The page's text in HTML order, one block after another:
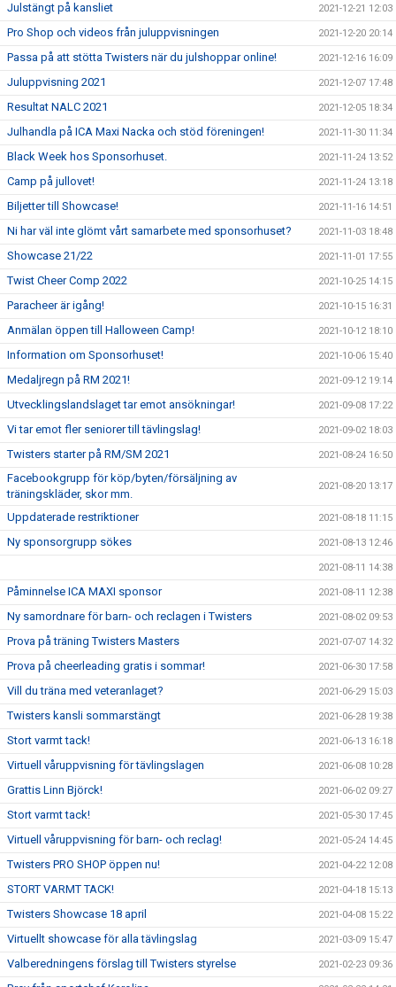
Julstängt på kansliet 2021-12-21 12:03
Pro Shop och videos från juluppvisningen 2021-12-20 20:14
Passa på att stötta Twisters när du julshoppar online! 2021-12-16 16:09
Juluppvisning 2021 2021-12-07 17:48
Resultat NALC 2021 2021-12-05 18:34
Julhandla på ICA Maxi Nacka och stöd föreningen! 2021-11-30 11:34
Black Week hos Sponsorhuset. 2021-11-24 13:52
Camp på jullovet! 2021-11-24 13:18
Biljetter till Showcase! 2021-11-16 14:51
Ni har väl inte glömt vårt samarbete med sponsorhuset? 2021-11-03 18:48
Showcase 21/22 2021-11-01 17:55
Twist Cheer Comp 2022 2021-10-25 14:15
Paracheer är igång! 2021-10-15 16:31
Anmälan öppen till Halloween Camp! 2021-10-12 18:10
Information om Sponsorhuset! 2021-10-06 15:40
Medaljregn på RM 2021! 2021-09-12 19:14
Utvecklingslandslaget tar emot ansökningar! 2021-09-08 17:22
Vi tar emot fler seniorer till tävlingslag! 2021-09-02 18:03
Twisters starter på RM/SM 2021 2021-08-24 16:50
Facebookgrupp för köp/byten/försäljning av
träningskläder, skor mm.
2021-08-20 13:17
Uppdaterade restriktioner 2021-08-18 11:15
Ny sponsorgrupp sökes 2021-08-13 12:46
2021-08-11 14:38
Påminnelse ICA MAXI sponsor 2021-08-11 12:38
Ny samordnare för barn- och reclagen i Twisters 2021-08-02 09:53
Prova på träning Twisters Masters 2021-07-07 14:32
Prova på cheerleading gratis i sommar! 2021-06-30 17:58
Vill du träna med veteranlaget? 2021-06-29 15:03
Twisters kansli sommarstängt 2021-06-28 19:38
Stort varmt tack! 2021-06-13 16:18
Virtuell våruppvisning för tävlingslagen 2021-06-08 10:28
Grattis Linn Björck! 2021-06-02 09:27
Stort varmt tack! 2021-05-30 17:45
Virtuell våruppvisning för barn- och reclag! 2021-05-24 14:45
Twisters PRO SHOP öppen nu! 2021-04-22 12:08
STORT VARMT TACK! 2021-04-18 15:13
Twisters Showcase 18 april 2021-04-08 15:22
Virtuellt showcase för alla tävlingslag 2021-03-09 15:47
Valberedningens förslag till Twisters styrelse 2021-02-23 09:36